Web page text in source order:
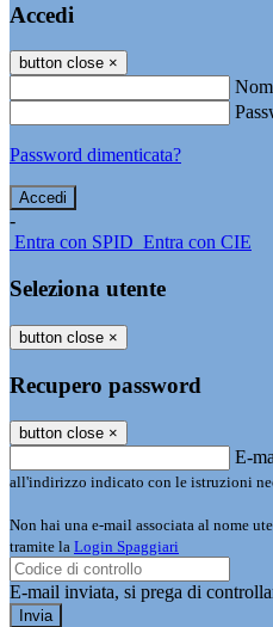
Accedi
button close ×
Password dimenticata?
-
Entra con SPID Entra con CIE
Seleziona utente
button close ×
Recupero password
button close ×
E-
all'indirizzo indicato con le istruzioni
Non hai una e-mail associata al nome
tramite la Login Spaggiari
E-mail inviata, si prega di